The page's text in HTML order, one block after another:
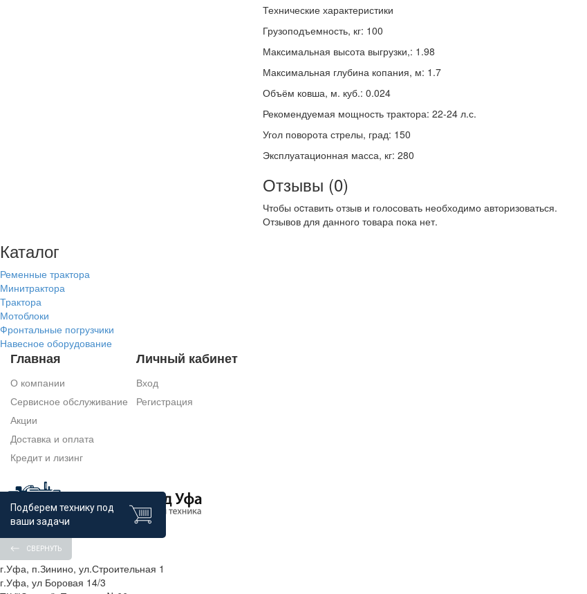
Технические характеристики
Грузоподъемность, кг: 100
Максимальная высота выгрузки,: 1.98
Максимальная глубина копания, м: 1.7
Объём ковша, м. куб.: 0.024
Рекомендуемая мощность трактора: 22-24 л.с.
Угол поворота стрелы, град: 150
Эксплуатационная масса, кг: 280
Отзывы (0)
Чтобы оcтавить отзыв и голосовать необходимо авторизоваться.
Отзывов для данного товара пока нет.
Каталог
Ременные трактора
Минитрактора
Трактора
Мотоблоки
Фронтальные погрузчики
Навесное оборудование
Главная
О компании
Сервисное обслуживание
Акции
Доставка и оплата
Кредит и лизинг
Личный кабинет
Вход
Регистрация
Контакты
г.Уфа, п.Зинино, ул.Строительная 1
г.Уфа, ул Боровая 14/3
Подберем технику под
ваши задачи
СВЕРНУТЬ